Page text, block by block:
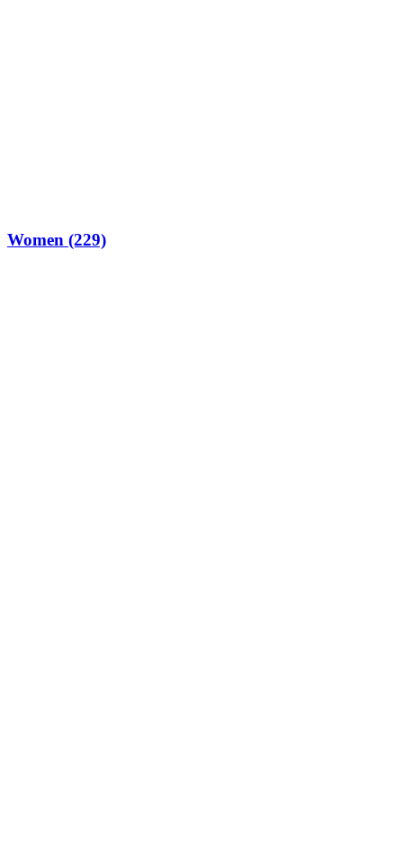
Women (229)